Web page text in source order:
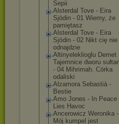
Sepii
Alsterdal Tove - Eira
Sjödin - 01 Wiemy, że
pamiętasz
Alsterdal Tove - Eira
Sjödin - 02 Nikt cię nie
odnajdzie
Altinyelekliog lu Demet
Tajemnice dworu
- 04 Mihrimah. Córka
odaliski
Alzamora Sebastià -
Bestie
Amo Jones - In Peace
Lies Havoc
Ancerowicz Weronika -
Mój kumpel jest